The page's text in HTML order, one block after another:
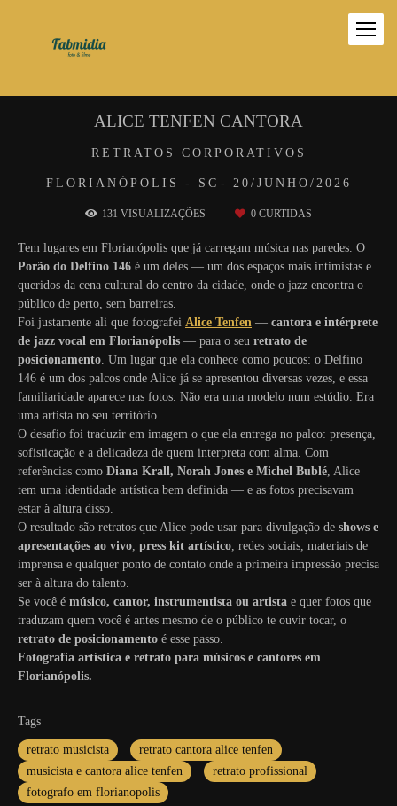
RETRATOS CORPORATIVOS
FLORIANÓPOLIS - SC 20/JUNHO/2026
ALICE TENFEN CANTORA
131 VISUALIZAÇÕES 0 CURTIDAS
Tem lugares em Florianópolis que já carregam música nas paredes. O
Porão do Delfino 146 é um deles — um dos espaços mais intimistas e
queridos da cena cultural do centro da cidade, onde o jazz encontra o
público de perto, sem barreiras.
Foi justamente ali que fotografei Alice Tenfen — cantora e intérprete
de jazz vocal em Florianópolis — para o seu retrato de
posicionamento. Um lugar que ela conhece como poucos: o Delfino
146 é um dos palcos onde Alice já se apresentou diversas vezes, e essa
familiaridade aparece nas fotos. Não era uma modelo num estúdio. Era
uma artista no seu território.
O desafio foi traduzir em imagem o que ela entrega no palco: presença,
sofisticação e a delicadeza de quem interpreta com alma. Com
referências como Diana Krall, Norah Jones e Michel Bublé, Alice
tem uma identidade artística bem definida — e as fotos precisavam
estar à altura disso.
O resultado são retratos que Alice pode usar para divulgação de shows e
apresentações ao vivo, press kit artístico, redes sociais, materiais de
imprensa e qualquer ponto de contato onde a primeira impressão precisa
ser à altura do talento.
Se você é músico, cantor, instrumentista ou artista e quer fotos que
traduzam quem você é antes mesmo de o público te ouvir tocar, o
retrato de posicionamento é esse passo.
Fotografia artística e retrato para músicos e cantores em
Florianópolis.
Tags
retrato musicista
retrato cantora alice tenfen
musicista e cantora alice tenfen
retrato profissional
fotografo em florianopolis